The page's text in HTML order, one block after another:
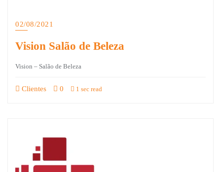
02/08/2021
Vision Salão de Beleza
Vision – Salão de Beleza
Clientes 0 1 sec read